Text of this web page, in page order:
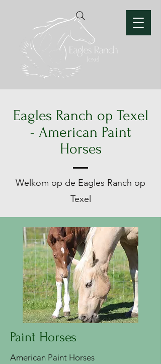
Eagles Ranch op Texel
- American Paint
Horses
Welkom op de Eagles Ranch op
Texel
Paint Horses
American Paint Horses